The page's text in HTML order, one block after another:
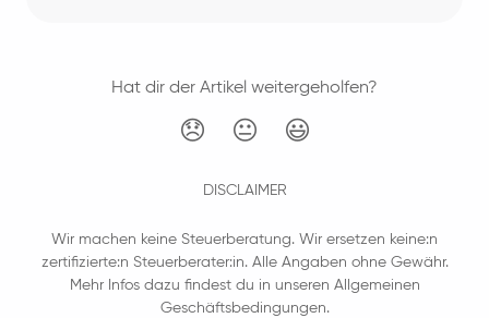
Hat dir der Artikel weitergeholfen?
😞 😐 😃
DISCLAIMER
Wir machen keine Steuerberatung. Wir ersetzen keine:n
zertifizierte:n Steuerberater:in. Alle Angaben ohne Gewähr.
Mehr Infos dazu findest du in unseren Allgemeinen
Geschäftsbedingungen.